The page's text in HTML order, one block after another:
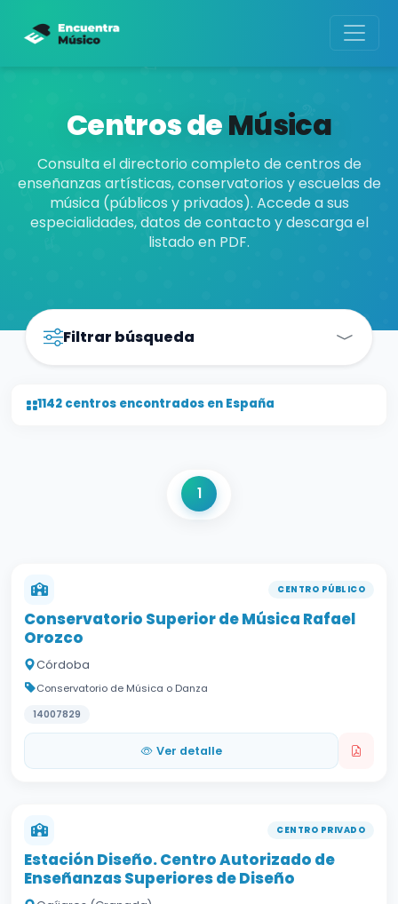
Centros deMúsica
Consulta el directorio completo de centros de
enseñanzas artísticas, conservatorios y escuelas de
música (públicos y privados). Accede a sus
especialidades, datos de contacto y descarga el
listado en PDF.
Filtrar búsqueda
1142 centros encontrados en España
1
CENTRO PÚBLICO
Conservatorio Superior de Música Rafael
Orozco
Córdoba
Conservatorio de Música o Danza
14007829
Ver detalle
CENTRO PRIVADO
Estación Diseño. Centro Autorizado de
Enseñanzas Superiores de Diseño